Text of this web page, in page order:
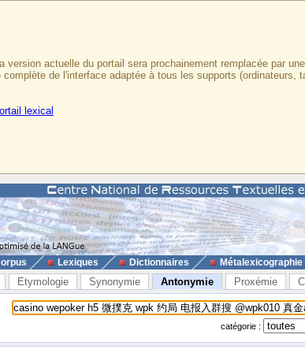
actuelle du portail sera prochainement remplacée par
complète de l'interface adaptée à tous les supports (ordinateurs,
lexical
Lexiques Dictionnaires Métalexicographie
Etymologie Synonymie Antonymie Proxémie
catégorie :